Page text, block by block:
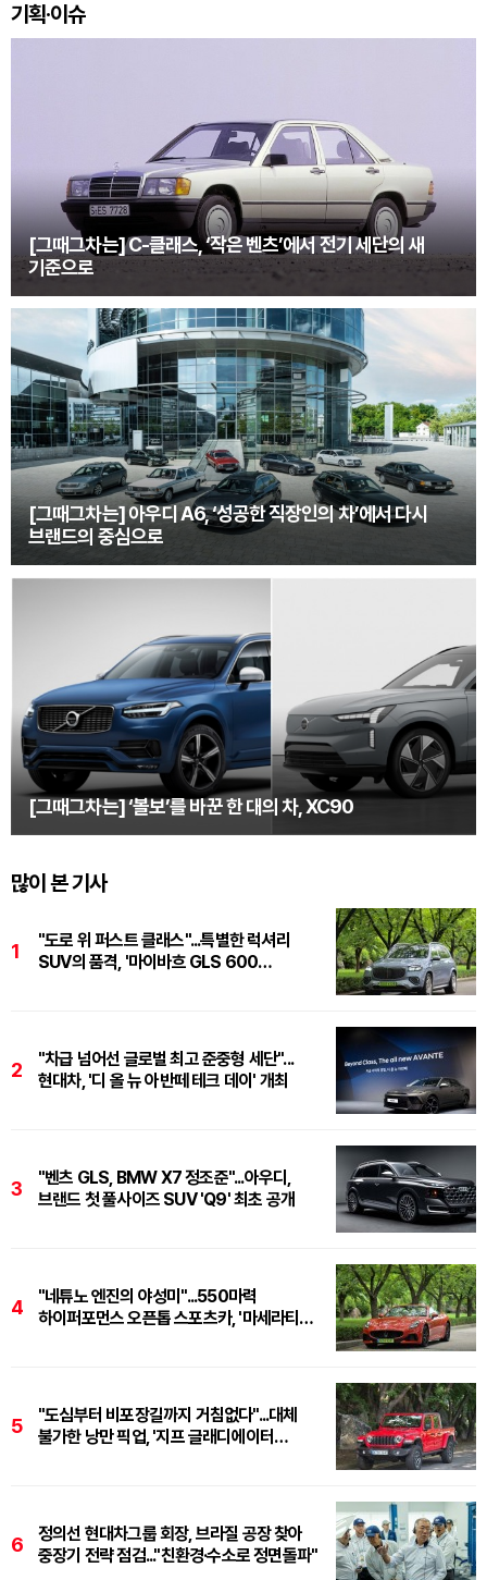
기획·이슈
[그때그차는] C-클래스, ‘작은 벤츠’에서 전기 세단의 새
기준으로
[그때그차는] 아우디 A6, ‘성공한 직장인의 차’에서 다시
브랜드의 중심으로
[그때그차는] ‘볼보’를 바꾼 한 대의 차, XC90
많이 본 기사
1
"도로 위 퍼스트 클래스"...특별한 럭셔리
SUV의 품격, '마이바흐 GLS 600
2
"차급 넘어선 글로벌 최고 준중형 세단"...
현대차, '디 올 뉴 아반떼 테크 데이' 개최
3
"벤츠 GLS, BMW X7 정조준"...아우디,
브랜드 첫 풀사이즈 SUV 'Q9' 최초 공개
4
"네튜노 엔진의 야성미"...550마력
하이퍼포먼스 오픈톱 스포츠카, '마세라티
5
"도심부터 비포장길까지 거침없다"...대체
불가한 낭만 픽업, '지프 글래디에이터
6
정의선 현대차그룹 회장, 브라질 공장 찾아
중장기 전략 점검..."친환경·수소로 정면돌파"